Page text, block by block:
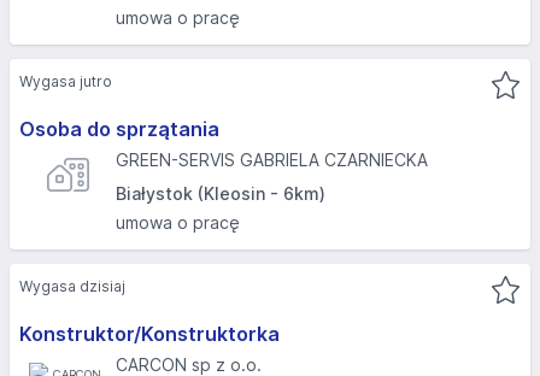
umowa o pracę
Osoba do sprzątania
GREEN-SERVIS GABRIELA CZARNIECKA
Białystok (Kleosin - 6km)
umowa o pracę
Wygasa jutro
Konstruktor/Konstruktorka
CARCON sp z o.o.
Wygasa dzisiaj